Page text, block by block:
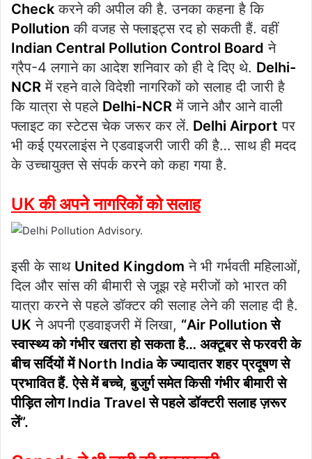
Check करने की अपील की है. उनका कहना है कि
Pollution की वजह से फ्लाइट्स रद हो सकती हैं. वहीं
Indian Central Pollution Control Board ने
ग्रैप-4 लगाने का आदेश शनिवार को ही दे दिए थे. Delhi-
NCR में रहने वाले विदेशी नागरिकों को सलाह दी जारी है
कि यात्रा से पहले Delhi-NCR में जाने और आने वाली
फ्लाइट का स्टेटस चेक जरूर कर लें. Delhi Airport पर
भी कई एयरलाइंस ने एडवाइजरी जारी की है… साथ ही मदद
के उच्चायुक्त से संपर्क करने को कहा गया है.
UK की अपने नागरिकों को सलाह
इसी के साथ United Kingdom ने भी गर्भवती महिलाओं,
दिल और सांस की बीमारी से जूझ रहे मरीजों को भारत की
यात्रा करने से पहले डॉक्टर की सलाह लेने की सलाह दी है.
UK ने अपनी एडवाइजरी में लिखा, “Air Pollution से
स्वास्थ्य को गंभीर खतरा हो सकता है… अक्टूबर से फरवरी के
बीच सर्दियों में North India के ज्यादातर शहर प्रदूषण से
प्रभावित हैं. ऐसे में बच्चे, बुजुर्ग समेत किसी गंभीर बीमारी से
पीड़ित लोग India Travel से पहले डॉक्टरी सलाह ज़रूर
लें”.